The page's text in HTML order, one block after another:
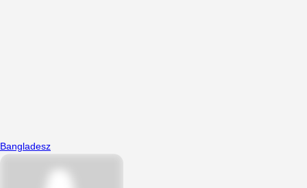
Bangladesz